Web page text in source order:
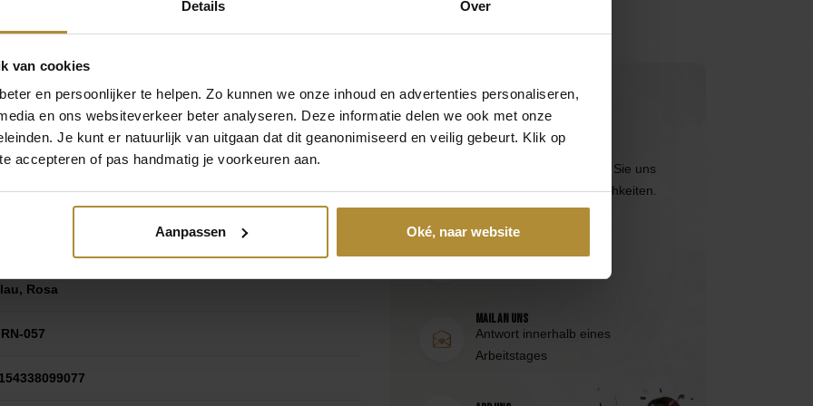
Details Over
van cookies
en persoonlijker te helpen. Zo kunnen we onze inhoud en advertenties personaliseren,
en ons websiteverkeer beter analyseren. Deze informatie delen we ook met onze
Je kunt er natuurlijk van uitgaan dat dit geanonimiseerd en veilig gebeurt. Klik op
accepteren of pas handmatig je voorkeuren aan.
Aanpassen Oké, naar website
kreativ – man weiß
Jahren blättern Sie solche
Thema. Ob Sie sich nun für
davon entscheiden:
verspielten Design passt
gewisse Extra, ohne
Abstimmungsset gibt ihnen
Moments zu sein. Und
x 20 x 20 cm
Rosa
057
Kontaktieren Sie uns direkt
Besuchen Sie die Seite des
oder erreichen Sie uns
über die folgenden Kontaktmöglichkeiten.
Mail an uns
Antwort innerhalb eines
Arbeitstages